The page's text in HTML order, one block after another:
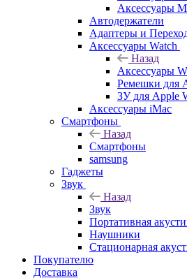
Аксессуары
Автодержатели
Адаптеры и
Аксессуары Watch
Назад
Аксессуары
Ремешки для
ЗУ для Apple
Аксессуары iMac
Смартфоны
Назад
Смартфоны
samsung
Гаджеты
Звук
Назад
Звук
Портативная
Наушники
Стационарная
Покупателю
Доставка